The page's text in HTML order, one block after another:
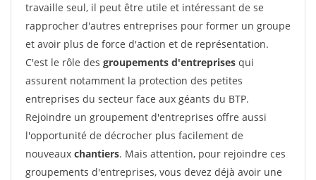
travaille seul, il peut être utile et intéressant de se
rapprocher d'autres entreprises pour former un groupe
et avoir plus de force d'action et de représentation.
C'est le rôle des groupements d'entreprises qui
assurent notamment la protection des petites
entreprises du secteur face aux géants du BTP.
Rejoindre un groupement d'entreprises offre aussi
l'opportunité de décrocher plus facilement de
nouveaux chantiers. Mais attention, pour rejoindre ces
groupements d'entreprises, vous devez déjà avoir une